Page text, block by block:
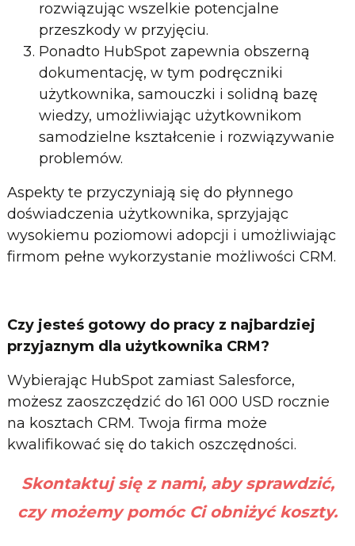
rozwiązując wszelkie potencjalne
przeszkody w przyjęciu.
Ponadto HubSpot zapewnia obszerną
dokumentację, w tym podręczniki
użytkownika, samouczki i solidną bazę
wiedzy, umożliwiając użytkownikom
samodzielne kształcenie i rozwiązywanie
problemów.
Aspekty te przyczyniają się do płynnego
doświadczenia użytkownika, sprzyjając
wysokiemu poziomowi adopcji i umożliwiając
firmom pełne wykorzystanie możliwości CRM.
Czy jesteś gotowy do pracy z najbardziej
przyjaznym dla użytkownika CRM?
Wybierając HubSpot zamiast Salesforce,
możesz zaoszczędzić do 161 000 USD rocznie
na kosztach CRM. Twoja firma może
kwalifikować się do takich oszczędności.
Skontaktuj się z nami, aby sprawdzić,
czy możemy pomóc Ci obniżyć koszty.